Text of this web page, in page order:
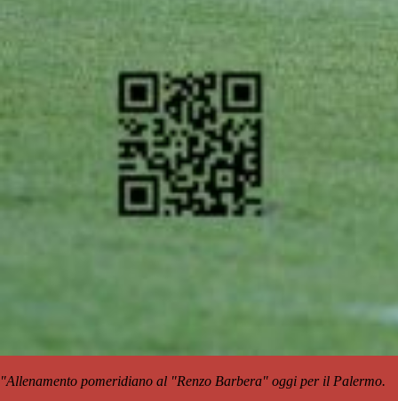
"Allenamento pomeridiano al "Renzo Barbera" oggi per il Palermo.